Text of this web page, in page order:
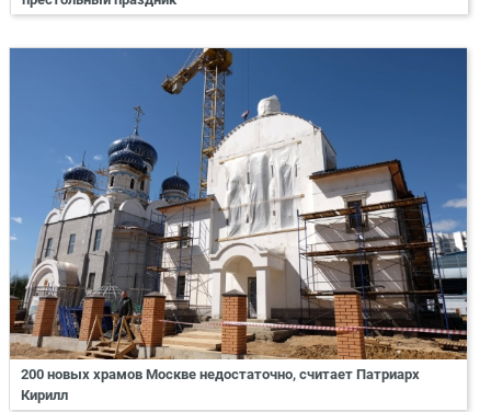
200 новых храмов Москве недостаточно, считает Патриарх
Кирилл